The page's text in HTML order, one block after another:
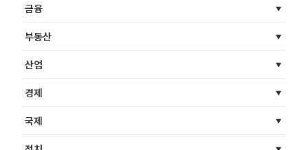
금융
부동산
산업
경제
국제